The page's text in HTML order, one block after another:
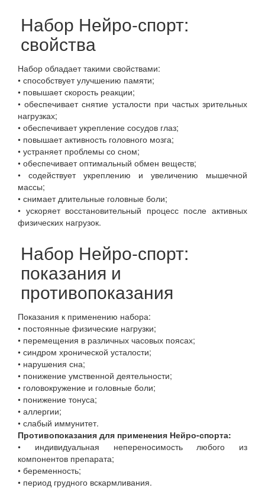
Набор Нейро-спорт:
свойства
Набор обладает такими свойствами:
• способствует улучшению памяти;
• повышает скорость реакции;
• обеспечивает снятие усталости при частых зрительных
нагрузках;
• обеспечивает укрепление сосудов глаз;
• повышает активность головного мозга;
• устраняет проблемы со сном;
• обеспечивает оптимальный обмен веществ;
• содействует укреплению и увеличению мышечной
массы;
• снимает длительные головные боли;
• ускоряет восстановительный процесс после активных
физических нагрузок.
Набор Нейро-спорт:
показания и
противопоказания
Показания к применению набора:
• постоянные физические нагрузки;
• перемещения в различных часовых поясах;
• синдром хронической усталости;
• нарушения сна;
• понижение умственной деятельности;
• головокружение и головные боли;
• понижение тонуса;
• аллергии;
• слабый иммунитет.
Противопоказания для применения Нейро-спорта:
• индивидуальная непереносимость любого из
компонентов препарата;
• беременность;
• период грудного вскармливания.